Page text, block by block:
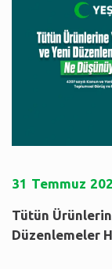
31 Temmuz
Tütün
Düzenlemeler